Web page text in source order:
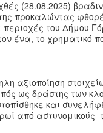
(28.08.2025)
προκαλώντας
του Δήμου
ένα, το χρηματικό
αξιοποίηση
ως δράστης των
και
από